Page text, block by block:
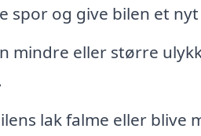
spor og give bilen et nyt
mindre eller større
lak falme eller blive